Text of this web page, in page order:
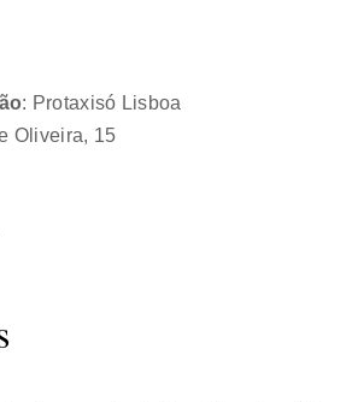
: Protaxisó Lisboa
Oliveira, 15